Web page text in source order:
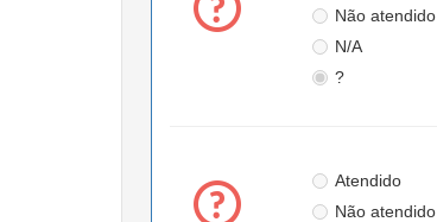
Não atendido
N/A
?
Atendido
Não atendido